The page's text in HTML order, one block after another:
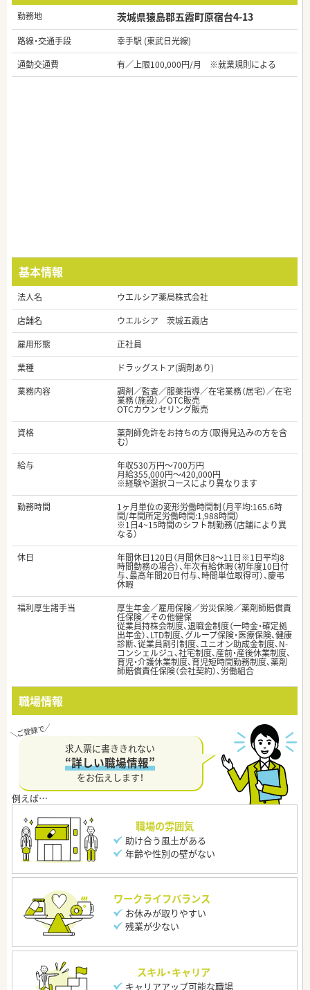
勤務地 茨城県猿島郡五霞町原宿台4-13
路線・交通手段
幸手駅 (東武日光線)
通勤交通費
有／上限100,000円/月 ※就業規則による
基本情報
法人名
ウエルシア薬局株式会社
店舗名
ウエルシア 茨城五霞店
雇用形態
正社員
業種
ドラッグストア(調剤あり)
業務内容
調剤／監査／服薬指導／在宅業務（居宅）／在宅
業務（施設）／OTC販売
OTCカウンセリング販売
資格
薬剤師免許をお持ちの方（取得見込みの方を含
む）
給与
年収530万円～700万円
月給355,000円～420,000円
※経験や選択コースにより異なります
勤務時間
1ヶ月単位の変形労働時間制（月平均:165.6時
間/年間所定労働時間:1,988時間）
※1日4~15時間のシフト制勤務（店舗により異
なる）
休日
年間休日120日（月間休日8～11日※1日平均8
時間勤務の場合）、年次有給休暇（初年度10日付
与、最高年間20日付与、時間単位取得可）、慶弔
休暇
福利厚生諸手当
厚生年金／雇用保険／労災保険／薬剤師賠償責
任保険／その他健保
従業員持株会制度、退職金制度（一時金・確定拠
出年金）、LTD制度、グループ保険・医療保険、健康
診断、従業員割引制度、ユニオン助成金制度、N-
コンシェルジュ、社宅制度、産前・産後休業制度、
育児・介護休業制度、育児短時間勤務制度、薬剤
師賠償責任保険（会社契約）、労働組合
職場情報
求人票に書ききれない
“詳しい職場情報”
をお伝えします！
職場の雰囲気
助け合う風土がある
年齢や性別の壁がない
ワークライフバランス
お休みが取りやすい
残業が少ない
スキル・キャリア
キャリアアップ可能な職場